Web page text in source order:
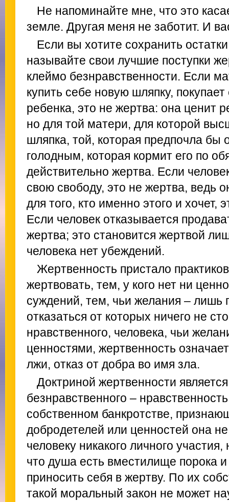
Не напоминайте мне, что это
земле. Другая меня не заботит. И
Если вы хотите сохранить
называйте свои лучшие поступки
клеймо безнравственности. Если
купить себе новую шляпку,
ребенка, это не жертва: она ценит
но для той матери, для которой
шляпка, той, которая предпочла бы
голодным, которая кормит его по
действительно жертва. Если
свою свободу, это не жертва, ведь
для того, кто именно этого и хочет,
Если человек отказывается
жертва; это становится жертвой
человека нет убеждений.
Жертвенность пристало
жертвовать, тем, у кого нет ни
суждений, тем, чьи желания – лишь
отказаться от которых ничего не
нравственного, человека, чьи
ценностями, жертвенность
лжи, отказ от добра во имя зла.
Доктриной жертвенности
безнравственного –
собственном банкротстве,
добродетелей или ценностей она
человеку никакого личного
что душа есть вместилище порока
приносить себя в жертву. По их
такой моральный закон не может